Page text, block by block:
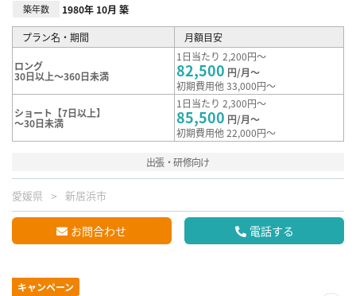
築年数 1980年 10月 築
プラン名・期間 月額目安
ロング
30日以上～360日未満
1日当たり 2,200円～
82,500 円/月～
初期費用他 33,000円～
ショート【7日以上】
～30日未満
1日当たり 2,300円～
85,500 円/月～
初期費用他 22,000円～
出張・研修向け
愛媛県 新居浜市
お問合わせ 電話する
キャンペーン